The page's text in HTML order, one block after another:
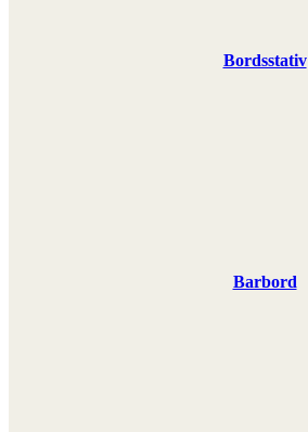
Bordsstativ
Barbord